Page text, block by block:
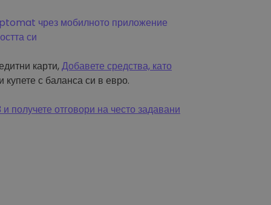
чрез мобилното приложение
си
карти,Добавете средства, като
и купете с баланса си в евро.
получете отговори на често задавани